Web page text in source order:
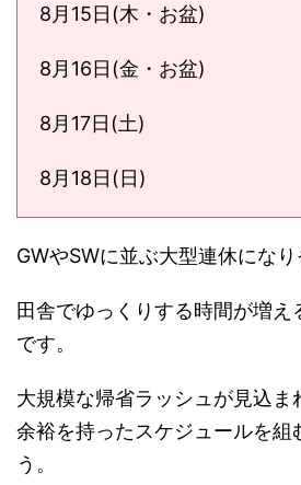
8月15日(木・お盆)
8月16日(金・お盆)
8月17日(土)
8月18日(日)
GWやSWに並ぶ大型連休になり
田舎でゆっくりする時間が増え
です。
大規模な帰省ラッシュが見込ま
余裕を持ったスケジュールを組
う。